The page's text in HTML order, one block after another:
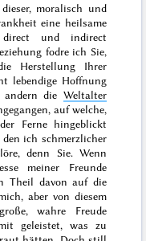
moralisch und
eine heilsame
und indirect
fodre ich Sie,
Herstellung Ihrer
lebendige Hoffnung
die Weltalter
auf welche,
Ferne hingeblickt
ich schmerzlicher
denn Sie. Wenn
meiner Freunde
Theil davon auf die
aber von diesem
wahre Freude
geleistet, was zu